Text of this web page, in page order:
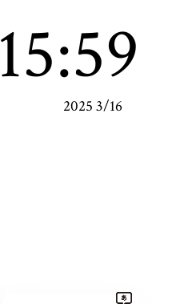
15:59
2025 3/16